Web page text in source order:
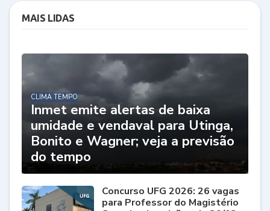
MAIS LIDAS
CLIMA TEMPO
Inmet emite alertas de baixa
umidade e vendaval para Utinga,
Bonito e Wagner; veja a previsão
do tempo
Concurso UFG 2026: 26 vagas
para Professor do Magistério